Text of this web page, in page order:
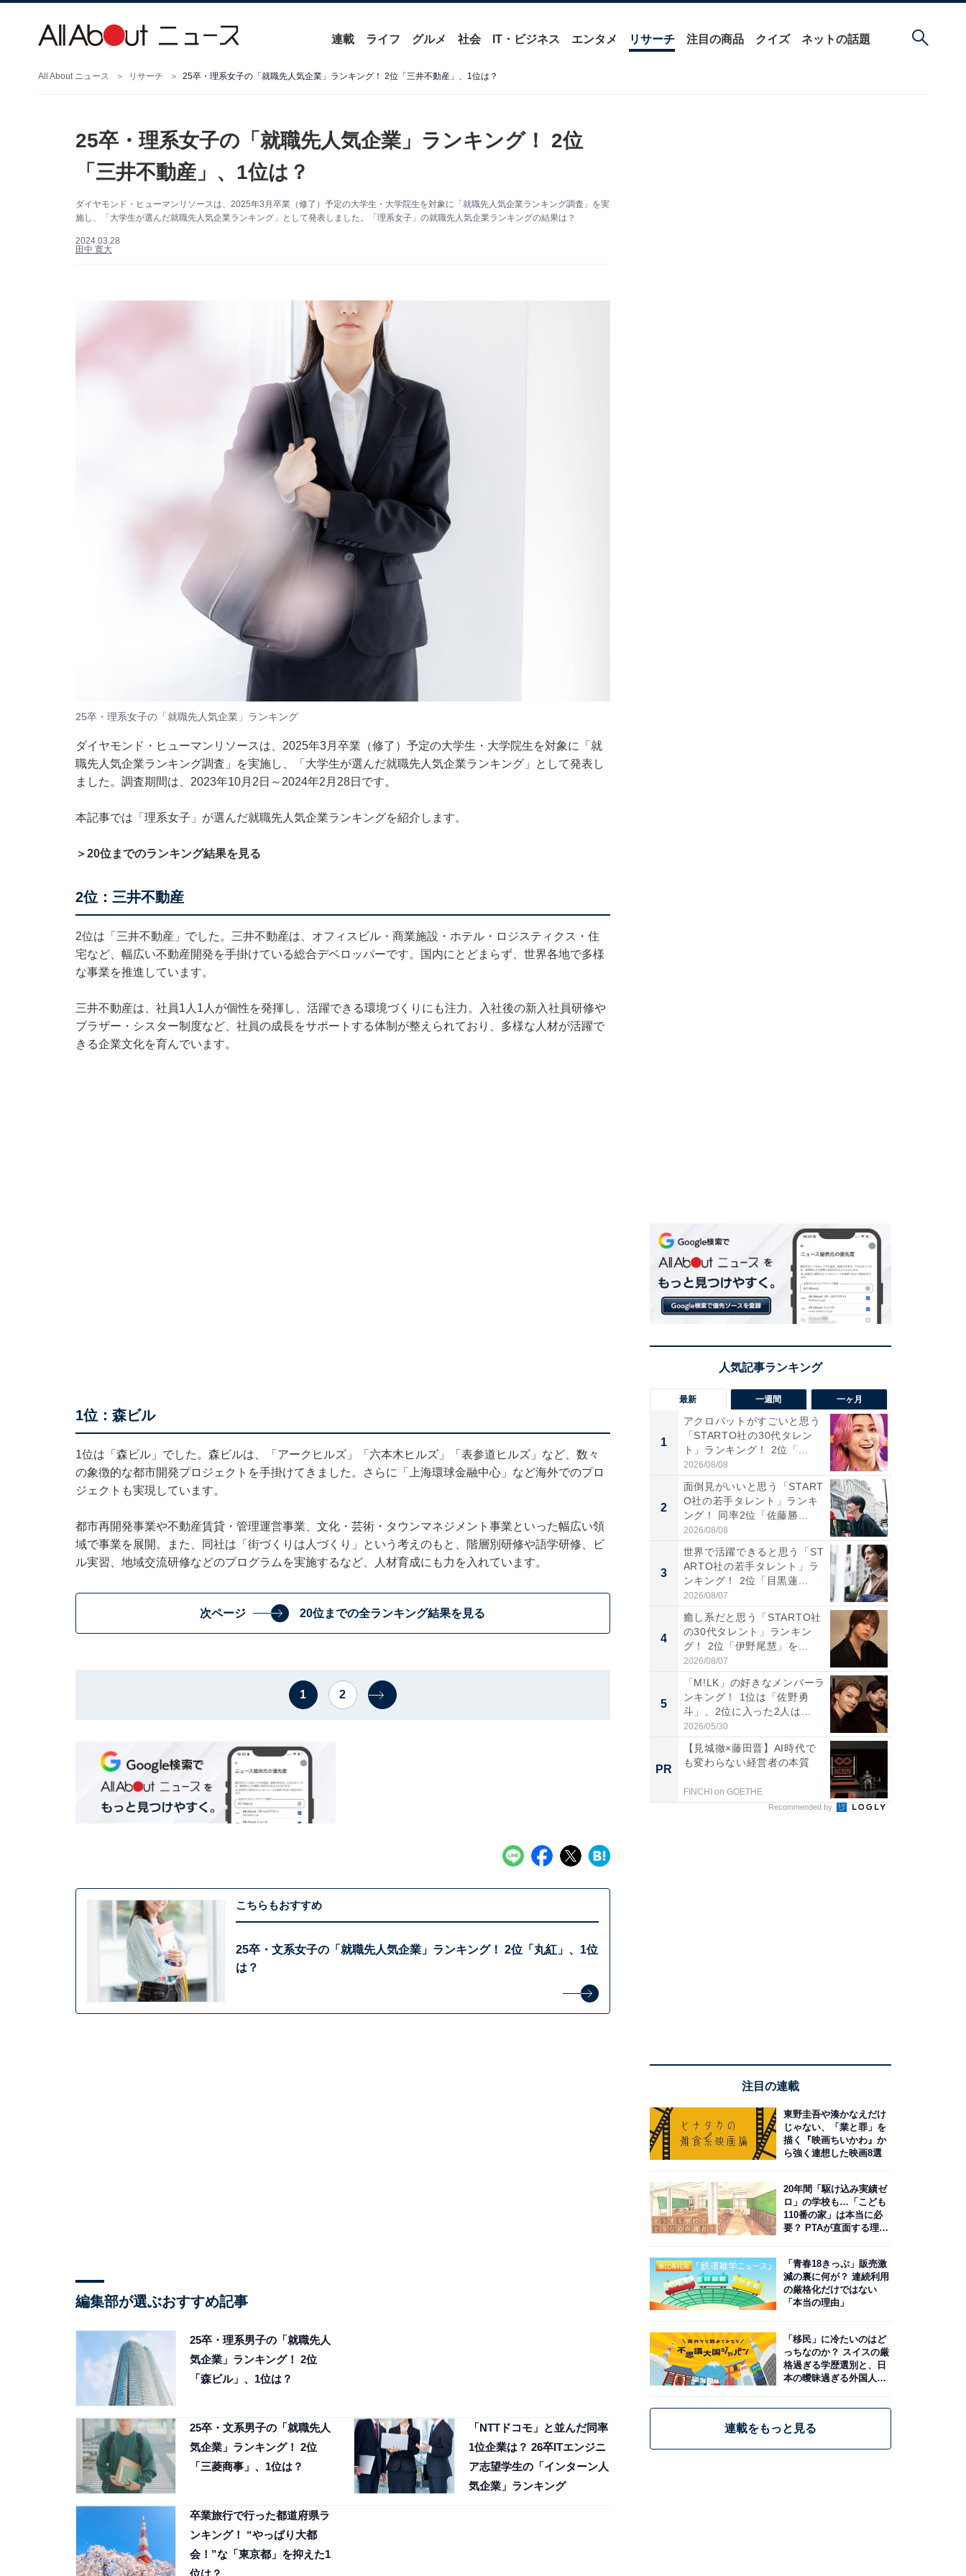
連載 ライフ グルメ 社会 IT・ビジネス エンタメ リサーチ 注目の商品 クイズ ネットの話題
All About ニュース リサーチ 25卒・理系女子の「就職先人気企業」ランキング！ 2位「三井不動産」、1位は？
25卒・理系女子の「就職先人気企業」ランキング！ 2位
「三井不動産」、1位は？
ダイヤモンド・ヒューマンリソースは、2025年3月卒業（修了）予定の大学生・大学院生を対象に「就職先人気企業ランキング調査」を実
施し、「大学生が選んだ就職先人気企業ランキング」として発表しました。「理系女子」の就職先人気企業ランキングの結果は？
2024.03.28
田中 寛大
25卒・理系女子の「就職先人気企業」ランキング
ダイヤモンド・ヒューマンリソースは、2025年3月卒業（修了）予定の大学生・大学院生を対象に「就
職先人気企業ランキング調査」を実施し、「大学生が選んだ就職先人気企業ランキング」として発表し
ました。調査期間は、2023年10月2日～2024年2月28日です。
本記事では「理系女子」が選んだ就職先人気企業ランキングを紹介します。
＞20位までのランキング結果を見る
2位：三井不動産
2位は「三井不動産」でした。三井不動産は、オフィスビル・商業施設・ホテル・ロジスティクス・住
宅など、幅広い不動産開発を手掛けている総合デベロッパーです。国内にとどまらず、世界各地で多様
な事業を推進しています。
三井不動産は、社員1人1人が個性を発揮し、活躍できる環境づくりにも注力。入社後の新入社員研修や
ブラザー・シスター制度など、社員の成長をサポートする体制が整えられており、多様な人材が活躍で
きる企業文化を育んでいます。
1位：森ビル
1位は「森ビル」でした。森ビルは、「アークヒルズ」「六本木ヒルズ」「表参道ヒルズ」など、数々
の象徴的な都市開発プロジェクトを手掛けてきました。さらに「上海環球金融中心」など海外でのプロ
ジェクトも実現しています。
都市再開発事業や不動産賃貸・管理運営事業、文化・芸術・タウンマネジメント事業といった幅広い領
域で事業を展開。また、同社は「街づくりは人づくり」という考えのもと、階層別研修や語学研修、ビ
ル実習、地域交流研修などのプログラムを実施するなど、人材育成にも力を入れています。
次ページ 20位までの全ランキング結果を見る
1 2
こちらもおすすめ
25卒・文系女子の「就職先人気企業」ランキング！ 2位「丸紅」、1位
は？
編集部が選ぶおすすめ記事
25卒・理系男子の「就職先人
気企業」ランキング！ 2位
「森ビル」、1位は？
25卒・文系男子の「就職先人
気企業」ランキング！ 2位
「三菱商事」、1位は？
「NTTドコモ」と並んだ同率
1位企業は？ 26卒ITエンジニ
ア志望学生の「インターン人
気企業」ランキング
卒業旅行で行った都道府県ラ
ンキング！ “やっぱり大都
会！”な「東京都」を抑えた1
位は？
最新 一週間 一ヶ月
1
アクロバットがすごいと思う
「STARTO社の30代タレン
ト」ランキング！ 2位「...
2026/08/08
2
面倒見がいいと思う「START
O社の若手タレント」ランキ
ング！ 同率2位「佐藤勝...
2026/08/08
3
世界で活躍できると思う「ST
ARTO社の若手タレント」ラ
ンキング！ 2位「目黒蓮...
2026/08/07
4
癒し系だと思う「STARTO社
の30代タレント」ランキン
グ！ 2位「伊野尾慧」を...
2026/08/07
5
「M!LK」の好きなメンバーラ
ンキング！ 1位は「佐野勇
斗」、2位に入った2人は...
2026/05/30
PR
【見城徹×藤田晋】AI時代で
も変わらない経営者の本質
FINCHI on GOETHE
Recommended by
注目の連載
東野圭吾や湊かなえだけ
じゃない、「業と罪」を
描く『映画ちいかわ』か
ら強く連想した映画8選
20年間「駆け込み実績ゼ
ロ」の学校も…「こども
110番の家」は本当に必
要？ PTAが直面する理想
「青春18きっぷ」販売激
減の裏に何が？ 連続利用
の厳格化だけではない
「本当の理由」
「移民」に冷たいのはど
っちなのか？ スイスの厳
格過ぎる学歴選別と、日
本の曖昧過ぎる外国人政
連載をもっと見る